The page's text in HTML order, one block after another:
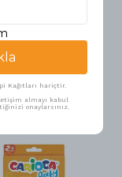
Kağıtları hariçtir.
almayı kabul
onaylarsınız.